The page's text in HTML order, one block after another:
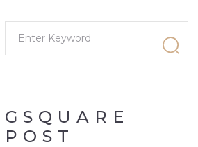
GSQUARE
POST